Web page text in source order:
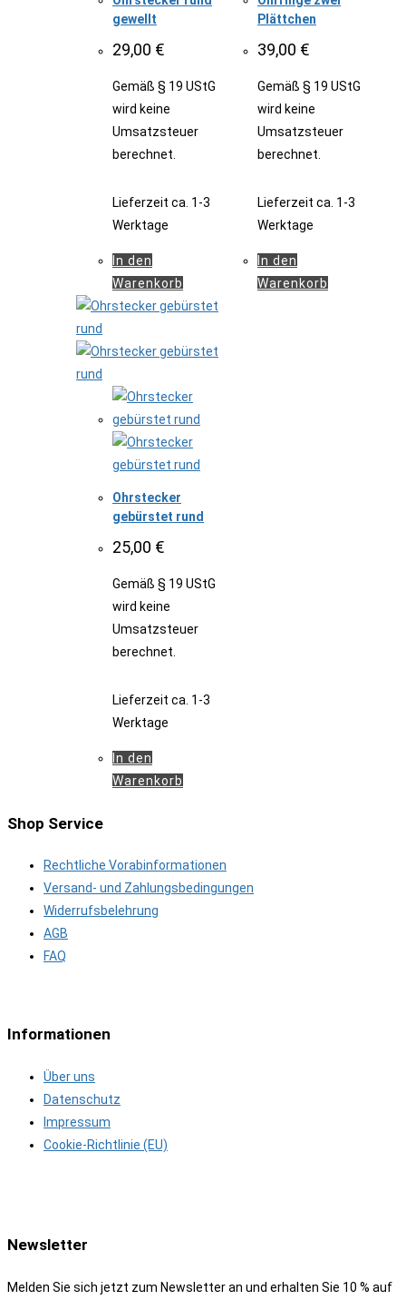
gewellt
29,00 €
Gemäß § 19 UStG
wird keine
Umsatzsteuer
berechnet.
Lieferzeit ca. 1-3
Werktage
In den
Warenkorb
Plättchen
39,00 €
Gemäß § 19 UStG
wird keine
Umsatzsteuer
berechnet.
Lieferzeit ca. 1-3
Werktage
In den
Warenkorb
Ohrstecker
gebürstet rund
25,00 €
Gemäß § 19 UStG
wird keine
Umsatzsteuer
berechnet.
Lieferzeit ca. 1-3
Werktage
In den
Warenkorb
Shop Service
Rechtliche Vorabinformationen
Versand- und Zahlungsbedingungen
Widerrufsbelehrung
AGB
FAQ
Informationen
Über uns
Datenschutz
Impressum
Cookie-Richtlinie (EU)
Newsletter
Melden Sie sich jetzt zum Newsletter an und erhalten Sie 10 % auf